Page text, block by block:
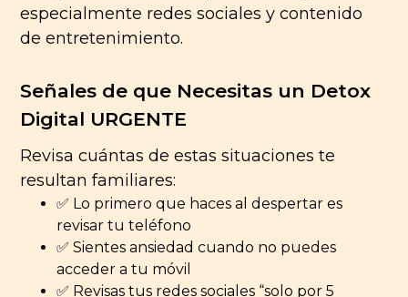
especialmente redes sociales y contenido
de entretenimiento.
Señales de que Necesitas un Detox
Digital URGENTE
Revisa cuántas de estas situaciones te
resultan familiares:
✅ Lo primero que haces al despertar es
revisar tu teléfono
✅ Sientes ansiedad cuando no puedes
acceder a tu móvil
✅ Revisas tus redes sociales “solo por 5